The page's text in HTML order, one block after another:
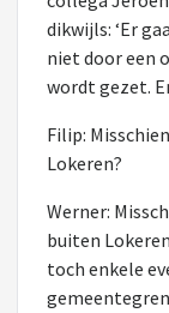
dikwijls: ‘Er
niet door een
wordt gezet.
Filip:
Lokeren?
Werner:
buiten
toch enkele